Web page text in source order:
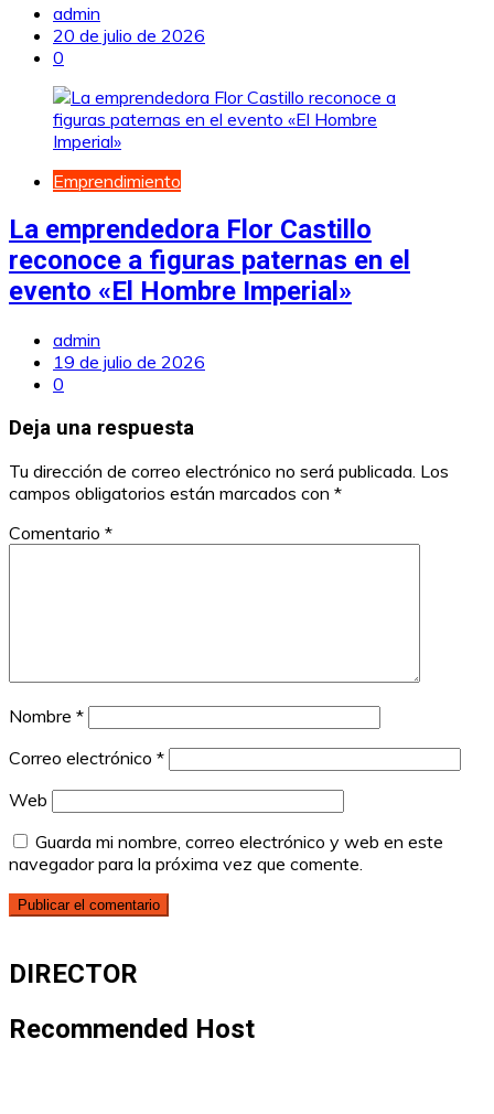
admin
20 de julio de 2026
0
Emprendimiento
La emprendedora Flor Castillo
reconoce a figuras paternas en el
evento «El Hombre Imperial»
admin
19 de julio de 2026
0
Deja una respuesta
Tu dirección de correo electrónico no será publicada. Los
campos obligatorios están marcados con *
Comentario *
Nombre *
Correo electrónico *
Web
Guarda mi nombre, correo electrónico y web en este
navegador para la próxima vez que comente.
DIRECTOR
Recommended Host